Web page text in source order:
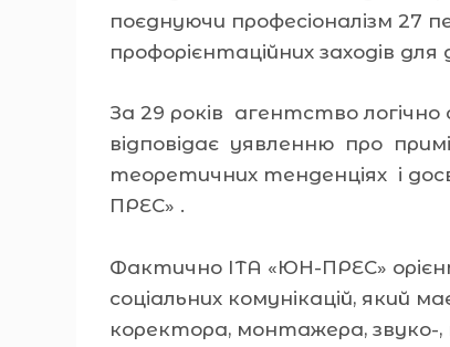
поєднуючи професіоналізм 27
профорієнтаційних заходів
За 29 років агентство
відповідає уявленню про
теоретичних тенденціях і
ПРЕС» .
Фактично ІТА «ЮН-ПРЕС»
соціальних комунікацій, який
коректора, монтажера, звуко-,